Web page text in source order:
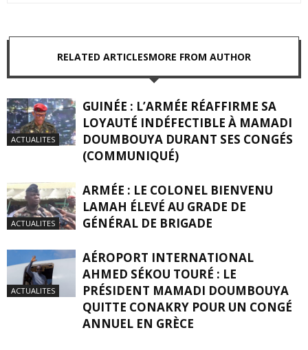
RELATED ARTICLESMORE FROM AUTHOR
ACTUALITES
GUINÉE : L’ARMÉE RÉAFFIRME SA
LOYAUTÉ INDÉFECTIBLE À MAMADI
DOUMBOUYA DURANT SES CONGÉS
(COMMUNIQUÉ)
ACTUALITES
ARMÉE : LE COLONEL BIENVENU
LAMAH ÉLEVÉ AU GRADE DE
GÉNÉRAL DE BRIGADE
ACTUALITES
AÉROPORT INTERNATIONAL
AHMED SÉKOU TOURÉ : LE
PRÉSIDENT MAMADI DOUMBOUYA
QUITTE CONAKRY POUR UN CONGÉ
ANNUEL EN GRÈCE